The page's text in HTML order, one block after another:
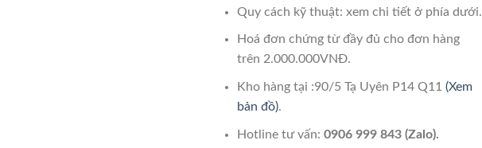
Quy cách kỹ thuật: xem chi tiết ở phía dưới.
Hoá đơn chứng từ đầy đủ cho đơn hàng
trên 2.000.000VNĐ.
Kho hàng tại :90/5 Tạ Uyên P14 Q11 (Xem
bản đồ).
Hotline tư vấn: 0906 999 843 (Zalo).